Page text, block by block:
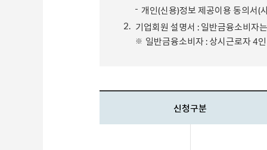
개인(신용)정보 제공이용 동의서(
2. 기업회원 설명서 : 일반금융소비자
일반금융소비자 : 상시근로자 4
신청구분